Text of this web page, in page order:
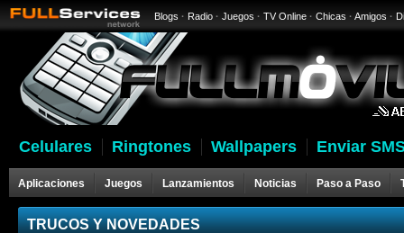
Blogs · Radio · Juegos · TV Online · Chicas · Amigos ·
Celulares Ringtones Wallpapers Enviar
Aplicaciones Juegos Lanzamientos Noticias Paso a Paso
Celulares
TRUCOS Y NOVEDADES